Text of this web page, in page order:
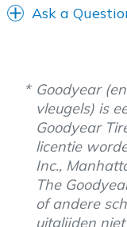
Ask a
Goodyear
vleugels) is
Goodyear
licentie
Inc.,
The
of andere
uitglijden